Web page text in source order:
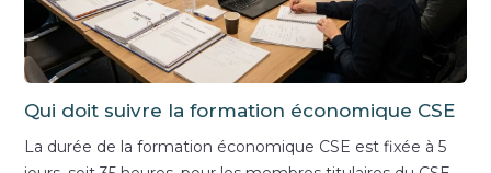
Qui doit suivre la formation économique CSE
La durée de la formation économique CSE est fixée à 5